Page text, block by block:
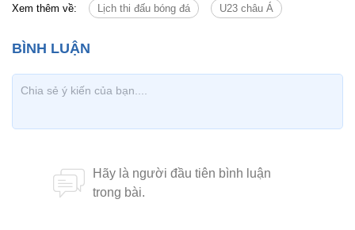
Xem thêm về: Lịch thi đấu bóng đá U23 châu Á